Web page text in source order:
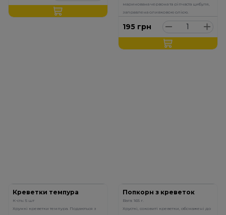
маринована червона та ріпчаста цибуля,
заправлена оливковою олією.
195 грн
Креветки темпура
К-сть: 5 шт
Хрумкі креветки темпура. Подаються з
Попкорн з креветок
Вага: 165 г.
Хрусткі, соковиті креветки, обсмажені до